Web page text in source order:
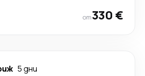
от330 €
5 дни